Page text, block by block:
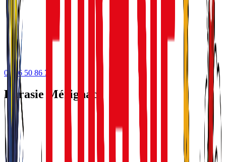
05 56 50 86 75
Eurasie Mérignac